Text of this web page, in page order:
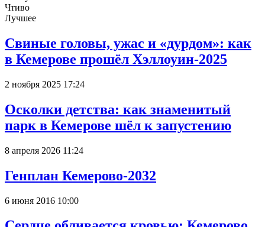
Чтиво
Лучшее
Свиные головы, ужас и «дурдом»: как
в Кемерове прошёл Хэллоуин-2025
2 ноября 2025 17:24
Осколки детства: как знаменитый
парк в Кемерове шёл к запустению
8 апреля 2026 11:24
Генплан Кемерово-2032
6 июня 2016 10:00